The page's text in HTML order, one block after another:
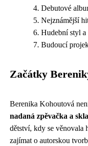
Debutové
Nejznámější
Hudební styl a
Budoucí
Začátky
Berenika Kohoutová
nadaná zpěvačka a
dětství, kdy se věnovala
zajímat o autorskou